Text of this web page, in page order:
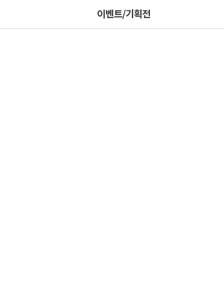
이벤트/기획전